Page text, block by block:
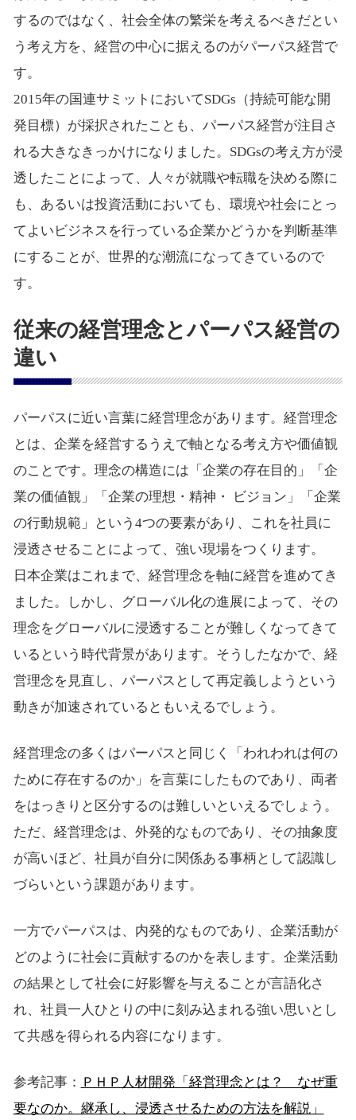
するのではなく、社会全体の繁栄を考えるべきだとい
う考え方を、経営の中心に据えるのがパーパス経営で
す。
2015年の国連サミットにおいてSDGs（持続可能な開
発目標）が採択されたことも、パーパス経営が注目さ
れる大きなきっかけになりました。SDGsの考え方が浸
透したことによって、人々が就職や転職を決める際に
も、あるいは投資活動においても、環境や社会にとっ
てよいビジネスを行っている企業かどうかを判断基準
にすることが、世界的な潮流になってきているので
す。
従来の経営理念とパーパス経営の
違い
パーパスに近い言葉に経営理念があります。経営理念
とは、企業を経営するうえで軸となる考え方や価値観
のことです。理念の構造には「企業の存在目的」「企
業の価値観」「企業の理想・精神・ ビジョン」「企業
の行動規範」という4つの要素があり、これを社員に
浸透させることによって、強い現場をつくります。
日本企業はこれまで、経営理念を軸に経営を進めてき
ました。しかし、グローバル化の進展によって、その
理念をグローバルに浸透することが難しくなってきて
いるという時代背景があります。そうしたなかで、経
営理念を見直し、パーパスとして再定義しようという
動きが加速されているともいえるでしょう。
経営理念の多くはパーパスと同じく「われわれは何の
ために存在するのか」を言葉にしたものであり、両者
をはっきりと区分するのは難しいといえるでしょう。
ただ、経営理念は、外発的なものであり、その抽象度
が高いほど、社員が自分に関係ある事柄として認識し
づらいという課題があります。
一方でパーパスは、内発的なものであり、企業活動が
どのように社会に貢献するのかを表します。企業活動
の結果として社会に好影響を与えることが言語化さ
れ、社員一人ひとりの中に刻み込まれる強い思いとし
て共感を得られる内容になります。
参考記事： ＰＨＰ人材開発「経営理念とは？ なぜ重
要なのか。継承し、浸透させるための方法を解説」